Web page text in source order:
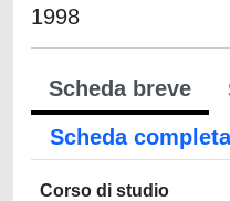
1998
Scheda breve
Scheda
Corso di studio